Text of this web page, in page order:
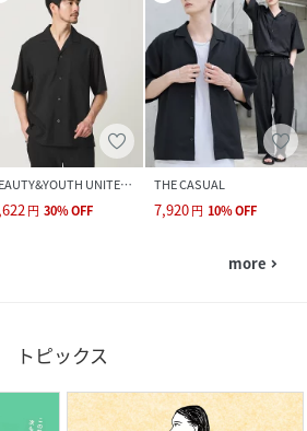
BEAUTY&YOUTH UNITED ARROWS
円 30%OFF
THE CASUAL
7,920円 10%OFF
more navigate_next
トピックス